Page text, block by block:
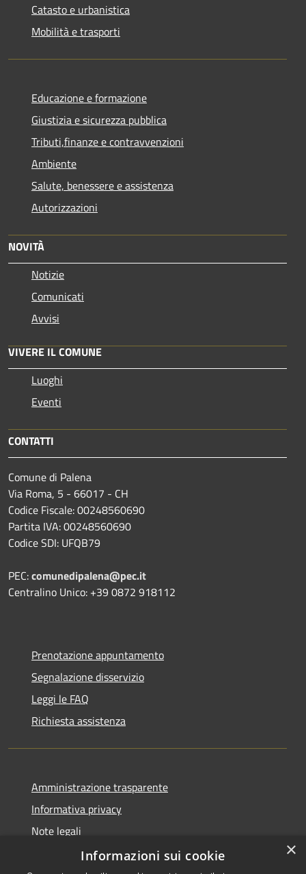
Catasto e urbanistica
Mobilità e trasporti
Educazione e formazione
Giustizia e sicurezza pubblica
Tributi,finanze e contravvenzioni
Ambiente
Salute, benessere e assistenza
Autorizzazioni
NOVITÀ
Notizie
Comunicati
Avvisi
VIVERE IL COMUNE
Luoghi
Eventi
CONTATTI
Comune di Palena
Via Roma, 5 - 66017 - CH
Codice Fiscale: 00248560690
Partita IVA: 00248560690
Codice SDI: UFQB79
PEC:comunedipalena@pec.it
Centralino Unico: +39 0872 918112
Prenotazione appuntamento
Segnalazione disservizio
Leggi le FAQ
Richiesta assistenza
Amministrazione trasparente
Informativa privacy
Note legali
Dichiarazione di accessibilità
×
Informazioni sui cookie